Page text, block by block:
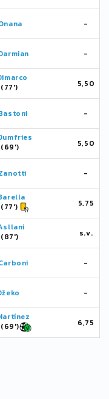
-
-
(77')
5,50
-
(69')
5,50
-
(77')
5,75
(87')
s.v.
-
-
(69')
6,75